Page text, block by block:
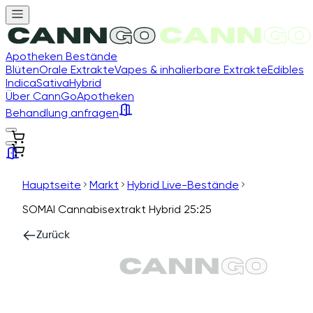
Apotheken Bestände
BlütenOrale ExtrakteVapes & inhalierbare ExtrakteEdibles
IndicaSativaHybrid
Über CannGoApotheken
Behandlung anfragen
Hauptseite Markt
Hybrid Live-Bestände
SOMAI Cannabisextrakt Hybrid 25:25
Zurück